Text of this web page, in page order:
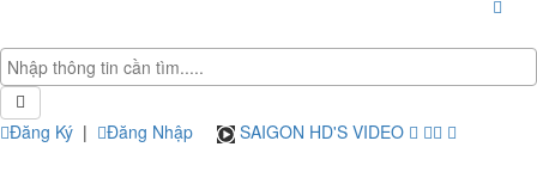
Đăng Ký | Đăng Nhập SAIGON HD'S VIDEO